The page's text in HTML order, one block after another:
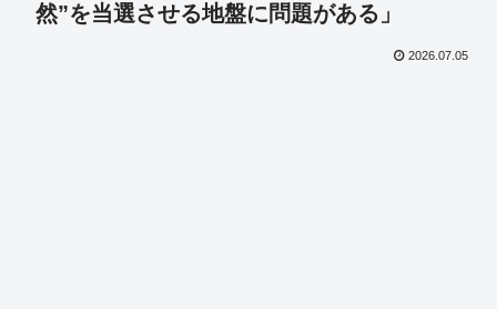
然”を当選させる地盤に問題がある」
2026.07.05